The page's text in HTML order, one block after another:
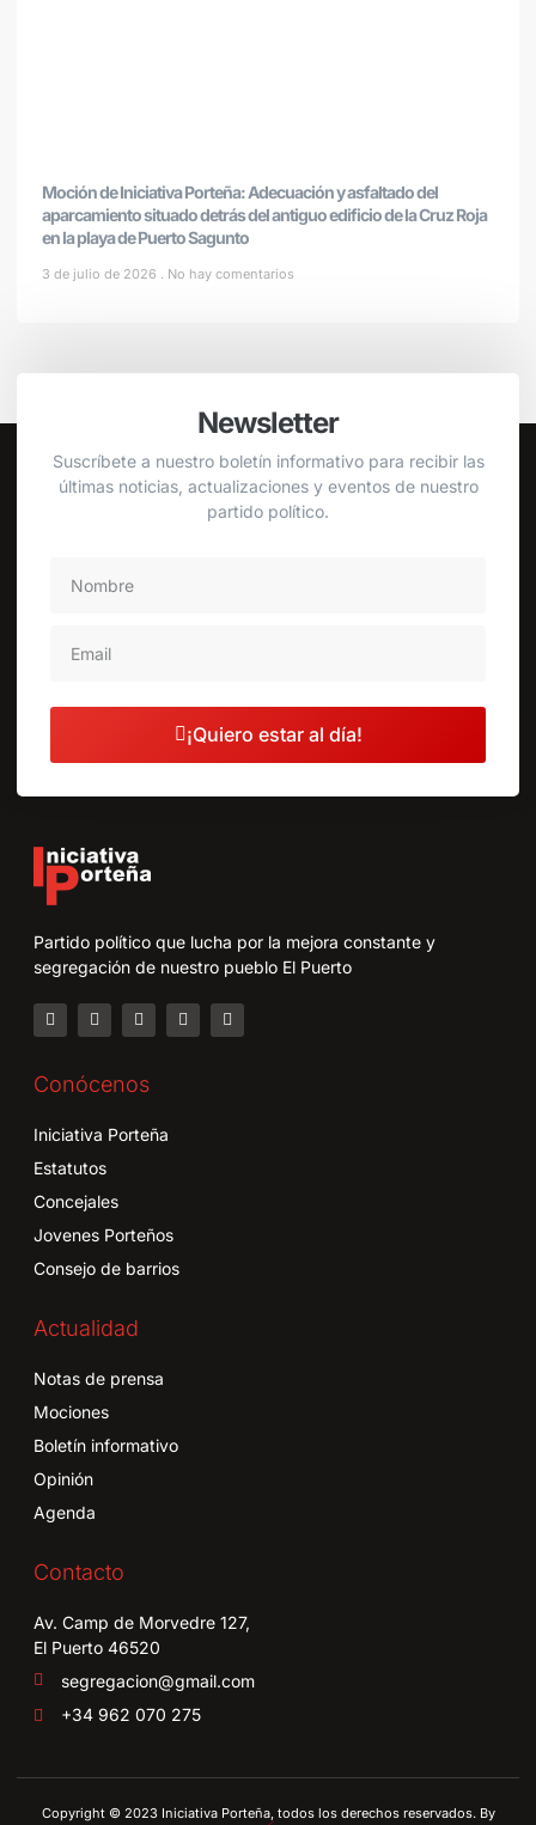
Moción de Iniciativa Porteña: Adecuación y asfaltado del
aparcamiento situado detrás del antiguo edificio de la Cruz Roja
en la playa de Puerto Sagunto
3 de julio de 2026 No hay comentarios
Newsletter
Suscríbete a nuestro boletín informativo para recibir las
últimas noticias, actualizaciones y eventos de nuestro
partido político.
¡Quiero estar al día!
Partido político que lucha por la mejora constante y
segregación de nuestro pueblo El Puerto
Conócenos
Iniciativa Porteña
Estatutos
Concejales
Jovenes Porteños
Consejo de barrios
Actualidad
Notas de prensa
Mociones
Boletín informativo
Opinión
Agenda
Contacto
Av. Camp de Morvedre 127,
El Puerto 46520
segregacion@gmail.com
+34 962 070 275
Copyright © 2023 Iniciativa Porteña, todos los derechos reservados. By